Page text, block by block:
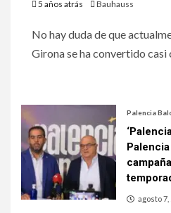
5 años atrás Bauhauss
No hay duda de que
Girona se ha convertido casi
Palencia
agosto 7,